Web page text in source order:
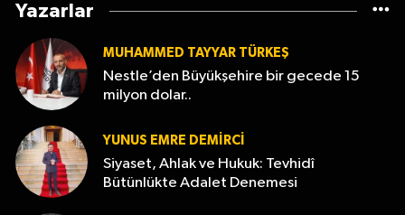
Yazarlar
MUHAMMED TAYYAR TÜRKEŞ
Nestle’den Büyükşehire bir gecede 15
milyon dolar..
YUNUS EMRE DEMIRCI
Siyaset, Ahlak ve Hukuk: Tevhidî
Bütünlükte Adalet Denemesi